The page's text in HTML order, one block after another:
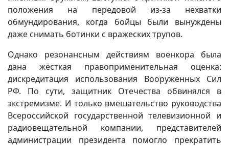
положения на передовой из-за нехватки
обмундирования, когда бойцы были вынуждены
даже снимать ботинки с вражеских трупов.
Однако резонансным действиям военкора была
дана жёсткая правоприменительная оценка:
дискредитация использования Вооружённых Сил
РФ. По сути, защитник Отечества обвинялся в
экстремизме. И только вмешательство руководства
Всероссийской государственной телевизионной и
радиовещательной компании, представителей
администрации президента помогло прекратить